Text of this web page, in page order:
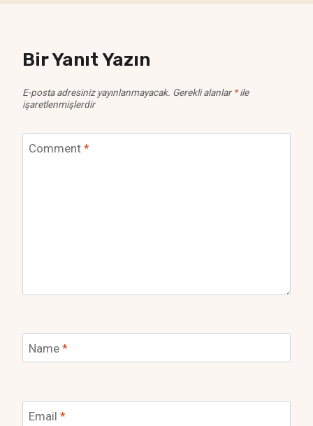
Bir Yanıt Yazın
E-posta adresiniz yayınlanmayacak. Gerekli alanlar *ile
işaretlenmişlerdir
Comment *
Name *
Email *